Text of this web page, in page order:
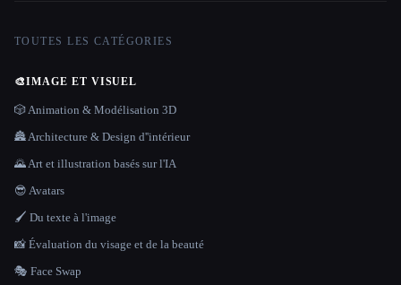
TOUTES LES CATÉGORIES
🎨IMAGE ET VISUEL
🎲 Animation & Modélisation 3D
🏯 Architecture & Design d''intérieur
🌄 Art et illustration basés sur l'IA
😎 Avatars
🖌️ Du texte à l'image
📸 Évaluation du visage et de la beauté
🎭 Face Swap